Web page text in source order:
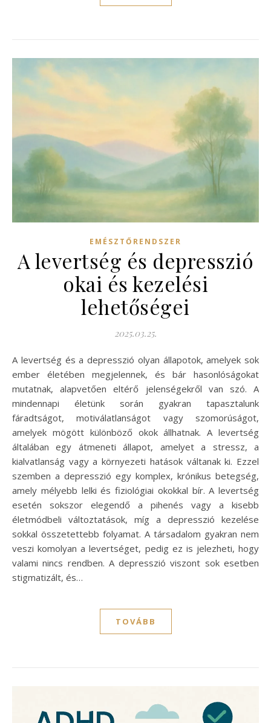
EMÉSZTŐRENDSZER
A levertség és depresszió
okai és kezelési
lehetőségei
2025.03.25.
A levertség és a depresszió olyan állapotok, amelyek sok
ember életében megjelennek, és bár hasonlóságokat
mutatnak, alapvetően eltérő jelenségekről van szó. A
mindennapi életünk során gyakran tapasztalunk
fáradtságot, motiválatlanságot vagy szomorúságot,
amelyek mögött különböző okok állhatnak. A levertség
általában egy átmeneti állapot, amelyet a stressz, a
kialvatlanság vagy a környezeti hatások váltanak ki. Ezzel
szemben a depresszió egy komplex, krónikus betegség,
amely mélyebb lelki és fiziológiai okokkal bír. A levertség
esetén sokszor elegendő a pihenés vagy a kisebb
életmódbeli változtatások, míg a depresszió kezelése
sokkal összetettebb folyamat. A társadalom gyakran nem
veszi komolyan a levertséget, pedig ez is jelezheti, hogy
valami nincs rendben. A depresszió viszont sok esetben
stigmatizált, és…
TOVÁBB